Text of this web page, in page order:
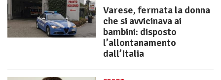
Varese, fermata la donna
che si avvicinava ai
bambini: disposto
l’allontanamento
dall’Italia